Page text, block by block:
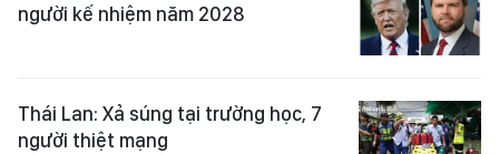
người kế nhiệm năm 2028
Thái Lan: Xả súng tại trường học, 7
người thiệt mạng